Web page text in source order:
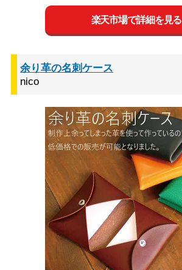
楽天市場で詳細を見る
余り革の名刺ケース
nico